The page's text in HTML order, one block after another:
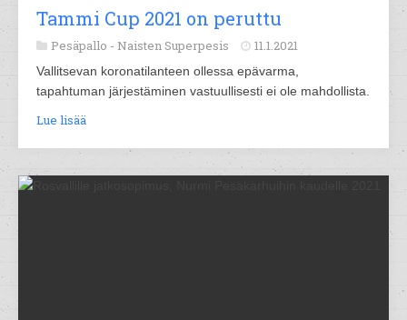
Tammi Cup 2021 on peruttu
Pesäpallo - Naisten Superpesis 11.1.2021
Vallitsevan koronatilanteen ollessa epävarma,
tapahtuman järjestäminen vastuullisesti ei ole mahdollista.
Lue lisää